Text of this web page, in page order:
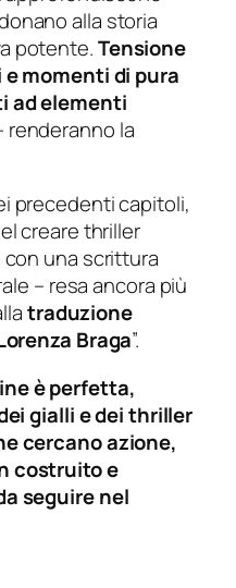
alla storia
potente.Tensione
momenti di pura
ad elementi
renderanno la
precedenti capitoli,
creare thriller
una scrittura
– resa ancora più
traduzione
Braga”.
è perfetta,
gialli e dei thriller
cercano azione,
costruito e
seguire nel